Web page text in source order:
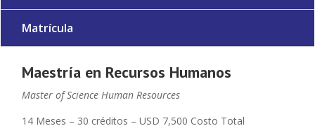
Matrícula
Maestría en Recursos Humanos
Master of Science Human Resources
14 Meses – 30 créditos – USD 7,500 Costo Total